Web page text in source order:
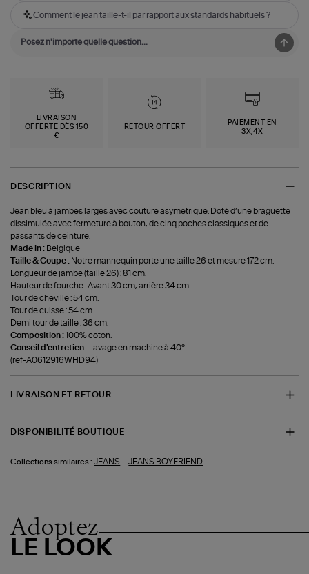
Comment le jean taille-t-il par rapport aux standards habituels ?
LIVRAISON
OFFERTE DÈS 150
€
RETOUR OFFERT
PAIEMENT EN
3X,4X
DESCRIPTION
Jean bleu à jambes larges avec couture asymétrique. Doté d’une braguette
dissimulée avec fermeture à bouton, de cinq poches classiques et de
passants de ceinture.
Made in : Belgique
Taille & Coupe : Notre mannequin porte une taille 26 et mesure 172 cm.
Longueur de jambe (taille 26) : 81 cm.
Hauteur de fourche : Avant 30 cm, arrière 34 cm.
Tour de cheville : 54 cm.
Tour de cuisse : 54 cm.
Demi tour de taille : 36 cm.
Composition :100% coton.
Conseil d'entretien : Lavage en machine à 40°.
(ref-A0612916WHD94)
LIVRAISON ET RETOUR
DISPONIBILITÉ BOUTIQUE
Collections similaires : JEANS -JEANS BOYFRIEND
Adoptez
LE LOOK